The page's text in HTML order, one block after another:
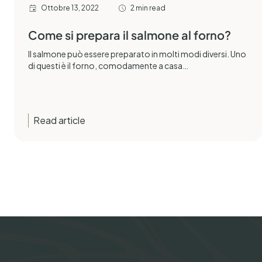
Ottobre 13, 2022 2 min read
Come si prepara il salmone al forno?
Il salmone può essere preparato in molti modi diversi. Uno
di questi è il forno, comodamente a casa…
Read article